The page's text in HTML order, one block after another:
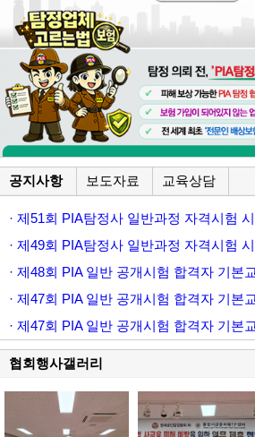
공지사항 보도자료 교육상담
· 제51회 PIA탐정사 일반과정 자격시험
· 제49회 PIA탐정사 일반과정 자격시험
· 제48회 PIA 일반 공개시험 합격자 기본
· 제47회 PIA 일반 공개시험 합격자 기본
· 제47회 PIA 일반 공개시험 합격자 기본
협회행사갤러리